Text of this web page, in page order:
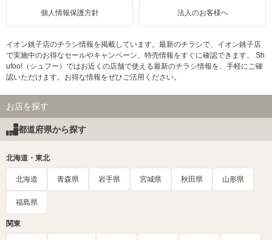
個人情報保護方針 法人のお客様へ
イオン銚子店のチラシ情報を掲載しています。最新のチラシで、イオン銚子店
で実施中のお得なセールやキャンペーン、特売情報をすぐに確認できます。 Sh
ufoo!（シュフー）ではお近くの店舗で使える最新のチラシ情報を、手軽にご確
認いただけます。お得な情報をぜひご活用ください。
お店を探す
都道府県から探す
北海道・東北
北海道 青森県 岩手県 宮城県 秋田県 山形県
福島県
関東